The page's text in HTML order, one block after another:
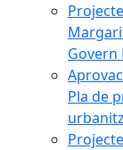
Govern
Pla de